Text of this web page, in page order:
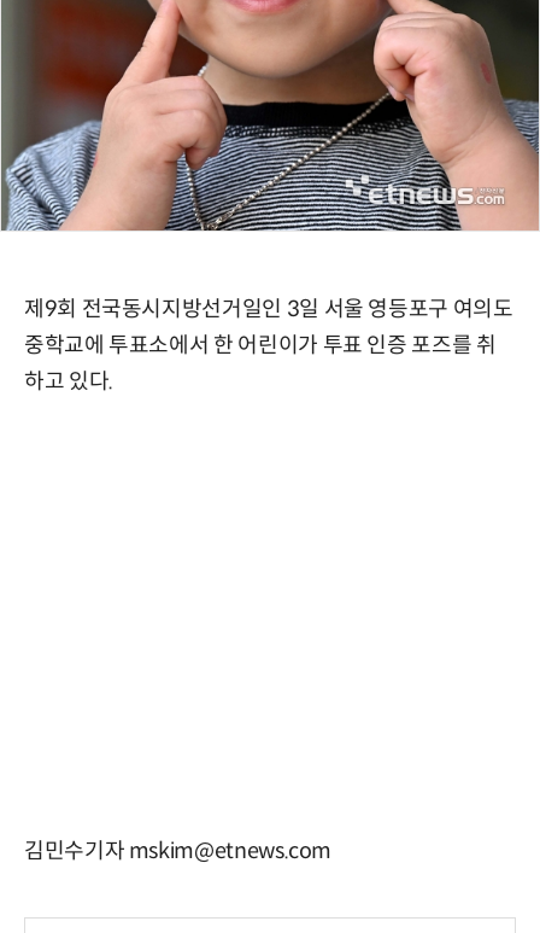
제9회 전국동시지방선거일인 3일 서울 영등포구 여의도
중학교에 투표소에서 한 어린이가 투표 인증 포즈를 취
하고 있다.
김민수기자 mskim@etnews.com